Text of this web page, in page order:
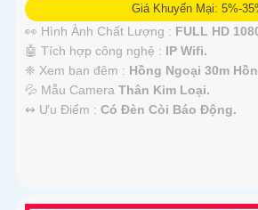
Giá Khuyến Mại: 5%-
👀 Hình Ành Chất Lượng : FULL HD
🤖️ Tích hợp công nghệ : IP Wifi.
❈ Xem ban đêm : Hồng Ngoại 30m
💦 Mẫu Camera Thân Kim Loại.
️↭ Ưu Điểm : Có Đèn Còi Báo Động.